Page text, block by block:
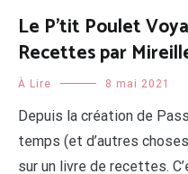
Le P’tit Poulet
Recettes par
À Lire 8 mai 2021
Depuis la création de
temps (et d’autres
sur un livre de recettes.